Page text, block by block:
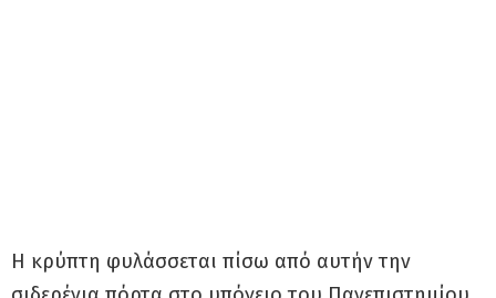
Η κρύπτη φυλάσσεται πίσω από αυτήν την